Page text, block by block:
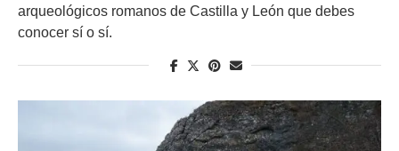
arqueológicos romanos de Castilla y León que debes
conocer sí o sí.